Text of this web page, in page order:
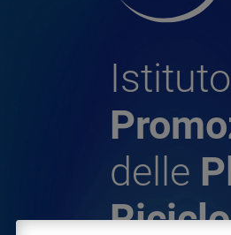
delle
Riciclo